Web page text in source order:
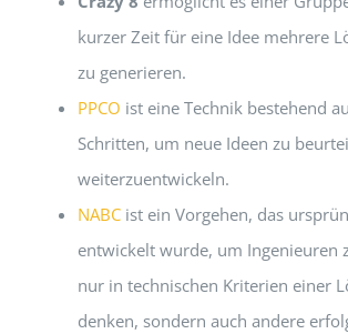
kurzer Zeit für eine Idee mehrere
zu generieren.
PPCO ist eine Technik bestehend
Schritten, um neue Ideen zu
weiterzuentwickeln.
NABCist ein Vorgehen, das
entwickelt wurde, um Ingenieuren
nur in technischen Kriterien einer
denken, sondern auch andere